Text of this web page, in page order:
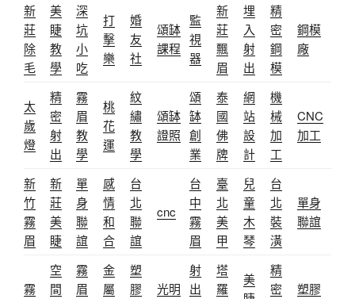
新
莊
除
毛
美
睫
教
學
深
坑
小
吃
打
擊
樂
婚
友
社
頌缽
課程
監
視
器
新
莊
飄
眉
埋
入
射
出
精
密
鋼
模
鋼模
廠
太
歲
燈
精
密
射
出
霧
眉
教
學
桃
花
運
紋
繡
教
學
頌缽
證照
頌
缽
創
業
泰
國
佛
牌
網
站
設
計
機
械
加
工
CNC
加工
新
竹
霧
眉
新
莊
美
睫
單
身
聯
誼
感
情
和
合
台
北
聯
誼
cnc
台
中
霧
眉
臺
北
美
甲
兒
童
木
琴
台
北
裝
潢
單身
聯誼
霧
空
間
霧
眉
金
屬
塑
膠
光明
射
出
塔
羅
美
精
密
塑膠